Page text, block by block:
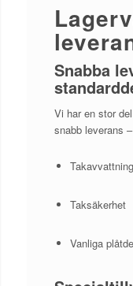
Snabba
Vi har en stor
snabb leverans
Takavvattning
Taksäkerhet
Vanliga